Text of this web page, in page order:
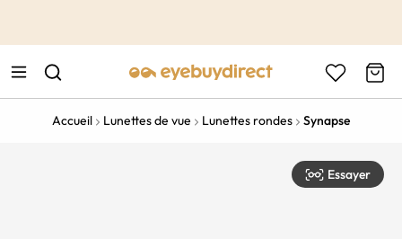
Accueil Lunettes de vue Lunettes rondes Synapse
Essayer